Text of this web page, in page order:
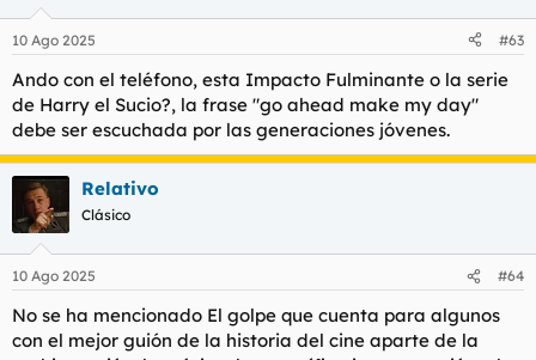
e
:
10 Ago 2025 #63
Ando con el teléfono, esta Impacto Fulminante o la serie
de Harry el Sucio?, la frase "go ahead make my day"
debe ser escuchada por las generaciones jóvenes.
Relativo
Clásico
10 Ago 2025 #64
No se ha mencionado El golpe que cuenta para algunos
con el mejor guión de la historia del cine aparte de la